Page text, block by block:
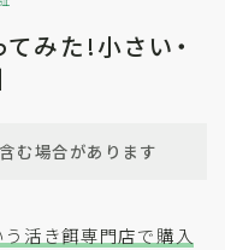
みた!小さい・
む場合があります
活き餌専門店で購入